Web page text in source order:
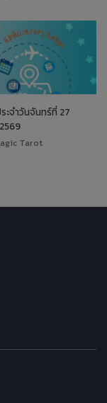
จำวันจันทร์ที่ 27
Tarot